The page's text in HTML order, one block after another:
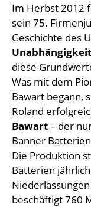
Im Herbst 2012
sein 75.
Geschichte des
Unabhängigkeit
diese
Was mit dem
Bawart begann,
Roland
Bawart– der
Banner
Die Produktion
Batterien
beschäftigt 760